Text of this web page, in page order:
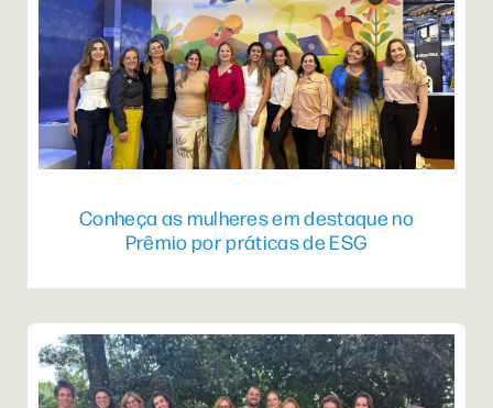
Conheça as mulheres em destaque no
Prêmio por práticas de ESG